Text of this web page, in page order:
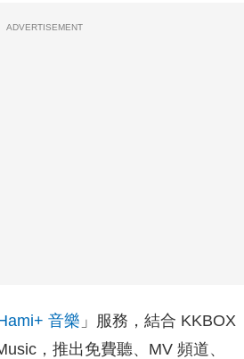
ADVERTISEMENT
音樂 」服務，結合 KKBOX
，推出免費聽、MV 頻道、